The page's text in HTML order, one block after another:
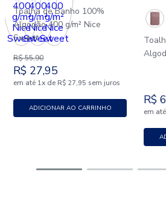
Toalha de Banho 100%
Algodão 400 g/m² Nice
Sweet
R$55,90
R$ 27,95
em até 1x de R$ 27,95 sem juros
ADICIONAR AO CARRINHO
R$
em até